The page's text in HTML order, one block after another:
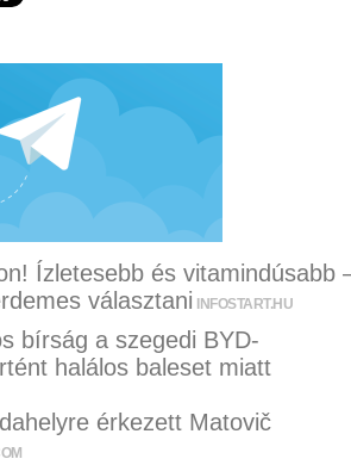
Ízletesebb és vitamindúsabb
választani
INFOSTART.HU
bírság a szegedi BYD-
halálos baleset miatt
érkezett Matovič